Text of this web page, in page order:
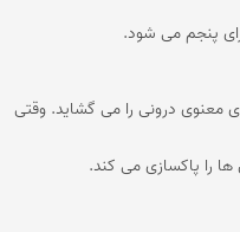
معنوی درونی را می گشاید. وقتی
ها را پاکسازی می کند.